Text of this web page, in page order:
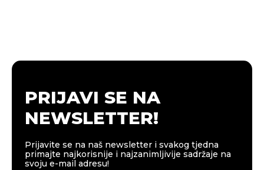
PRIJAVI SE NA
NEWSLETTER!
Prijavite se na naš newsletter i svakog tjedna
primajte najkorisnije i najzanimljivije sadržaje na
svoju e-mail adresu!